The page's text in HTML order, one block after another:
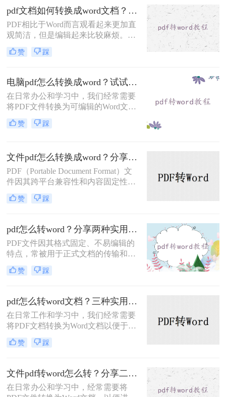
word呢？本文将详细介绍几种常用的
转换方式。
pdf文档如何转换成word文档？高效转换方法与实用技巧分享！
PDF相比于Word而言观看起来更加直
观简洁，但是编辑起来比较麻烦。我
们在办公的过程中经常会收到PDF格
式的文档，编辑整理PDF文档时就需
文档如何转换成word文档吗？你知道
哪种转换方式会让排版不错乱吗？今
天就来教大家一招！
赞 踩
电脑pdf怎么转换成word？试试这几种常用方法！
在日常办公和学习中，我们经常需要
将PDF文件转换为可编辑的Word文
档。由于PDF格式的固定性，直接编
辑内容较为困难，因此转换工具成为
涵盖免费、付费及多平台方案。
赞 踩
文件pdf怎么转换成word？分享两种高效转换方法！
PDF（Portable Document Format）文
件因其跨平台兼容性和内容固定性而
广受欢迎，但在某些情况下，我们可
能需要将PDF文件转换为Word文档以
转换成word呢？本文将介绍两种PDF
转换成Word的方法。
赞 踩
pdf怎么转word？分享两种实用方法！
PDF文件因其格式固定、不易编辑的
特点，常被用于正式文档的传输和存
档。然而，当我们需要编辑PDF内容
时，将其转换为Word文档是常见需
绍两种实用的PDF转Word方法，帮助
你轻松完成格式转换。
赞 踩
pdf怎么转word文档？三种实用方法介绍!
在日常工作和学习中，我们经常需要
将PDF文档转换为Word文档以便于编
辑和修改。那么pdf怎么转word文档
呢？本文将介绍三种实用的PDF转
缺点和适用场景，希望能帮助您找到
最适合自己的转换方式。
赞 踩
文件pdf转word怎么转？分享二种高效转换方法！
在日常办公和学习中，经常需要将